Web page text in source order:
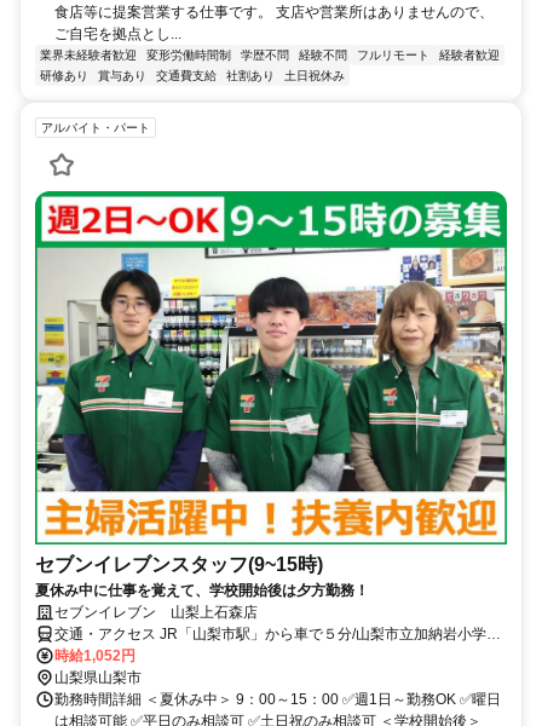
食店等に提案営業する仕事です。 支店や営業所はありませんので、
ご自宅を拠点とし...
業界未経験者歓迎 変形労働時間制 学歴不問 経験不問 フルリモート
経験者歓迎
研修あり
賞与あり 交通費支給 社割あり 土日祝休み
アルバイト・パート
セブンイレブンスタッフ(9~15時)
夏休み中に仕事を覚えて、学校開始後は夕方勤務！
セブンイレブン 山梨上石森店
交通・アクセス JR「山梨市駅」から車で５分/山梨市立加納岩小学校
で車１分
時給1,052円
山梨県山梨市
勤務時間詳細 ＜夏休み中＞ 9：00～15：00 ✅週1日～勤務OK ✅曜日
は相談可能 ✅平日のみ相談可 ✅土日祝のみ相談可 ＜学校開始後＞